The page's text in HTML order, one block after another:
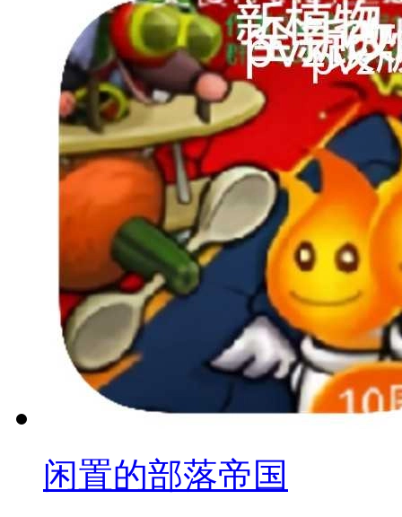
闲置的部落帝国